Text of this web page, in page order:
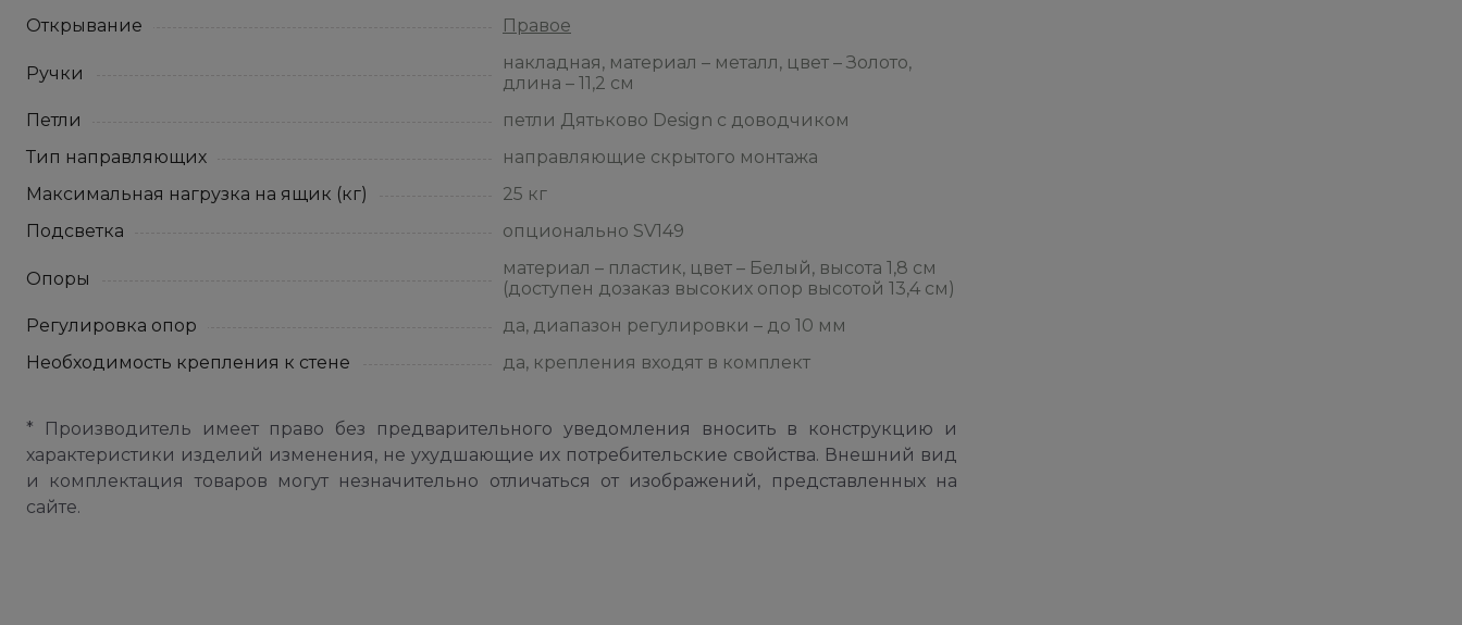
Открывание
Правое
Ручки
накладная, материал – металл, цвет – Золото,
длина – 11,2 см
Петли
петли Дятьково Design с доводчиком
Тип направляющих
направляющие скрытого монтажа
Максимальная нагрузка на ящик (кг)
25 кг
Подсветка
опционально SV149
Опоры
материал – пластик, цвет – Белый, высота 1,8 см
(доступен дозаказ высоких опор высотой 13,4 см)
Регулировка опор
да, диапазон регулировки – до 10 мм
Необходимость крепления к стене
да, крепления входят в комплект
* Производитель имеет право без предварительного уведомления вносить в конструкцию и
характеристики изделий изменения, не ухудшающие их потребительские свойства. Внешний вид
и комплектация товаров могут незначительно отличаться от изображений, представленных на
сайте.